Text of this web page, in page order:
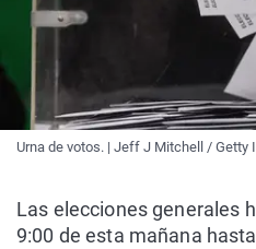
Urna de votos. | Jeff J Mitchell / Getty
Las elecciones generales
9:00 de esta mañana